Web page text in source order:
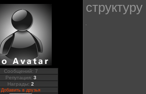
Сообщений: 7
Репутация: 3
Награды:2
Добавить в друзья